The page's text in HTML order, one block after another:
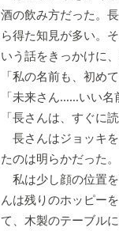
酒の飲み方だった。
ら得た知見が多い。
いう話をきっかけに
「私の名前も、初め
「未来さん……いい名
「長さんは、すぐに
長さんはジョッキ
たのは明らかだった。
私は少し顔の位置
んは残りのホッピー
て、木製のテーブル